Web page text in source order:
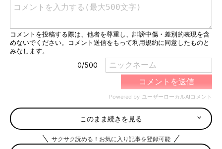
このまま続きを見る
サクサク読める！お気に入り記事を登録可能